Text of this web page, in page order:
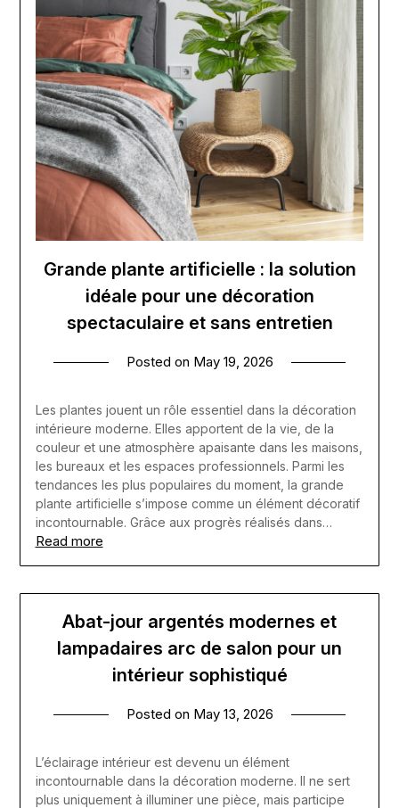
Grande plante artificielle : la solution
idéale pour une décoration
spectaculaire et sans entretien
Posted on May 19, 2026
Les plantes jouent un rôle essentiel dans la décoration
intérieure moderne. Elles apportent de la vie, de la
couleur et une atmosphère apaisante dans les maisons,
les bureaux et les espaces professionnels. Parmi les
tendances les plus populaires du moment, la grande
plante artificielle s’impose comme un élément décoratif
incontournable. Grâce aux progrès réalisés dans…
Read more
Abat-jour argentés modernes et
lampadaires arc de salon pour un
intérieur sophistiqué
Posted on May 13, 2026
L’éclairage intérieur est devenu un élément
incontournable dans la décoration moderne. Il ne sert
plus uniquement à illuminer une pièce, mais participe